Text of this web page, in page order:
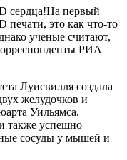
На первый
печати, это как что-то
ученые считают,
РИА
Луисвилля создала
желудочков и
Уильямса,
также успешно
сосуды у мышей и